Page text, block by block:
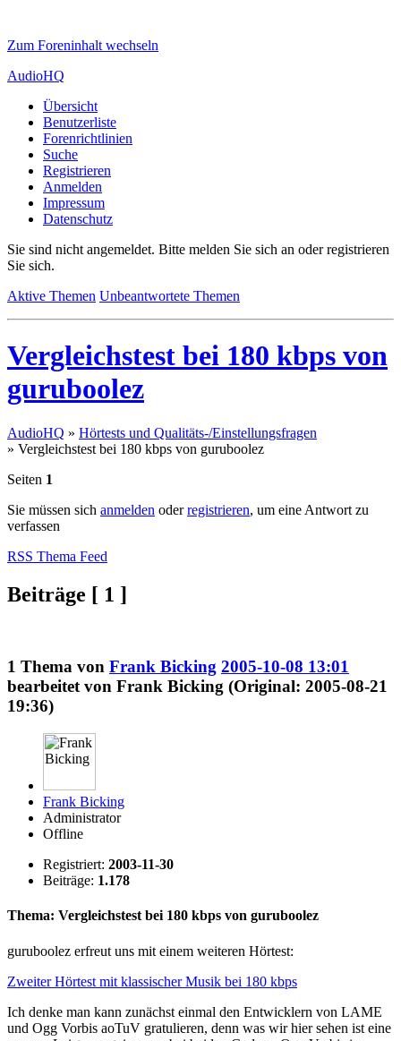
Zum Foreninhalt wechseln
AudioHQ
Übersicht
Benutzerliste
Forenrichtlinien
Suche
Registrieren
Anmelden
Impressum
Datenschutz
Sie sind nicht angemeldet. Bitte melden Sie sich an oder registrieren
Sie sich.
Aktive Themen Unbeantwortete Themen
Vergleichstest bei 180 kbps von
guruboolez
AudioHQ » Hörtests und Qualitäts-/Einstellungsfragen
» Vergleichstest bei 180 kbps von guruboolez
Seiten 1
Sie müssen sich anmelden oderregistrieren, um eine Antwort zu
verfassen
RSS Thema Feed
Beiträge [ 1 ]
1 Thema von Frank Bicking 2005-10-08 13:01
bearbeitet von Frank Bicking (Original: 2005-08-21
19:36)
Frank Bicking
Administrator
Offline
Registriert: 2003-11-30
Beiträge: 1.178
Thema: Vergleichstest bei 180 kbps von guruboolez
guruboolez erfreut uns mit einem weiteren Hörtest:
Zweiter Hörtest mit klassischer Musik bei 180 kbps
Ich denke man kann zunächst einmal den Entwicklern von LAME
und Ogg Vorbis aoTuV gratulieren, denn was wir hier sehen ist eine